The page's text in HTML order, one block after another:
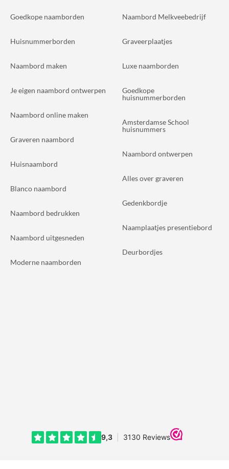
Goedkope naamborden
Huisnummerborden
Naambord maken
Je eigen naambord ontwerpen
Naambord online maken
Graveren naambord
Huisnaambord
Blanco naambord
Naambord bedrukken
Naambord uitgesneden
Moderne naamborden
Naambord Melkveebedrijf
Graveerplaatjes
Luxe naamborden
Goedkope
huisnummerborden
Amsterdamse School
huisnummers
Naambord ontwerpen
Alles over graveren
Gedenkbordje
Naamplaatjes presentiebord
Deurbordjes